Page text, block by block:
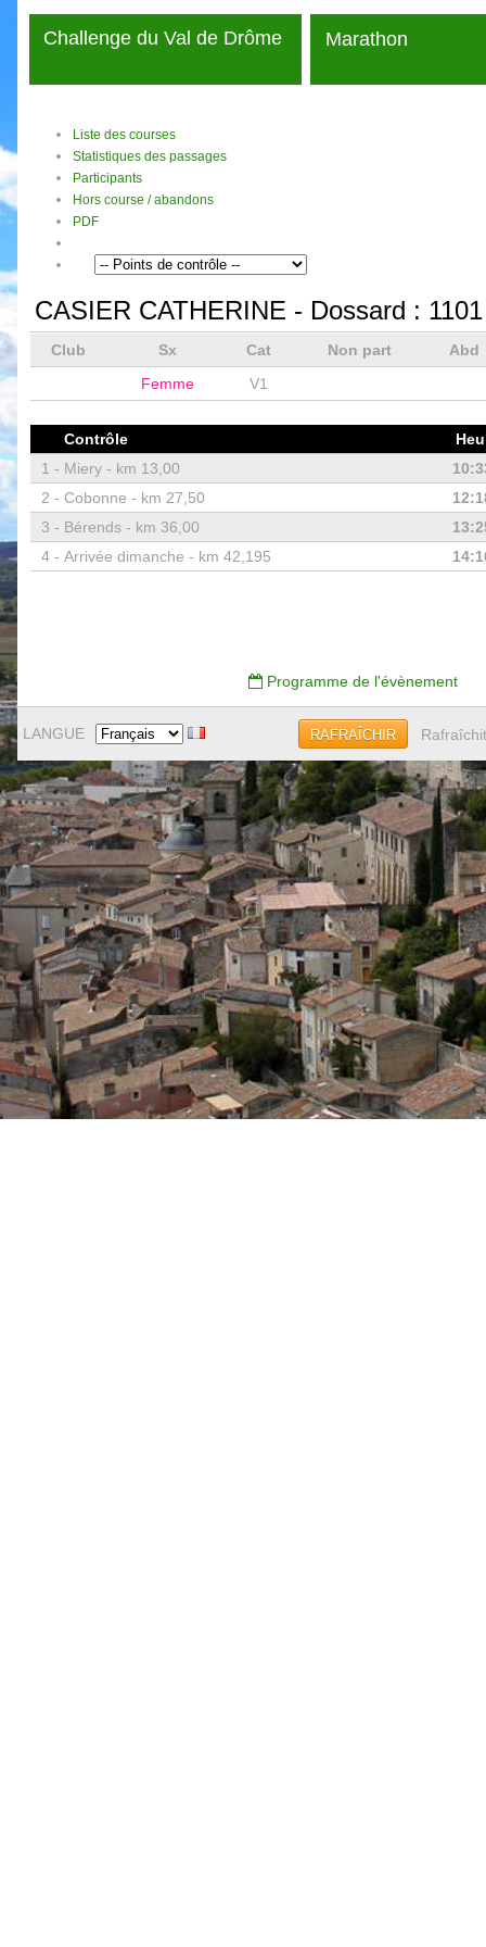
Challenge du Val de Drôme Marathon
Liste des courses
Statistiques des passages
Participants
Hors course / abandons
PDF
CASIER CATHERINE - Dossard : 1101
Club Sx Cat Non part
Abd
Femme
V1
Contrôle
1 - Miery - km 13,00
2 - Cobonne - km 27,50
3 - Bérends - km 36,00
4 - Arrivée dimanche - km 42,195
Programme de l'évènement
LANGUE RAFRAÎCHIR